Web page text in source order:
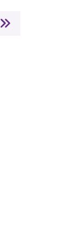
Seite
Letzte Seite